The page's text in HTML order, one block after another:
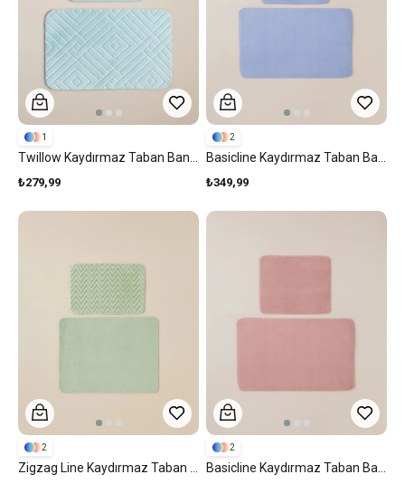
₺279,99
1
₺349,99
2
2 2